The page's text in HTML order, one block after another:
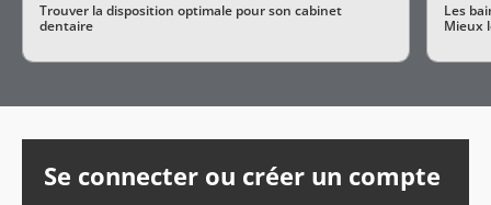
Trouver la disposition optimale pour son cabinet
dentaire
Les
Mieux
Se connecter ou créer un compte